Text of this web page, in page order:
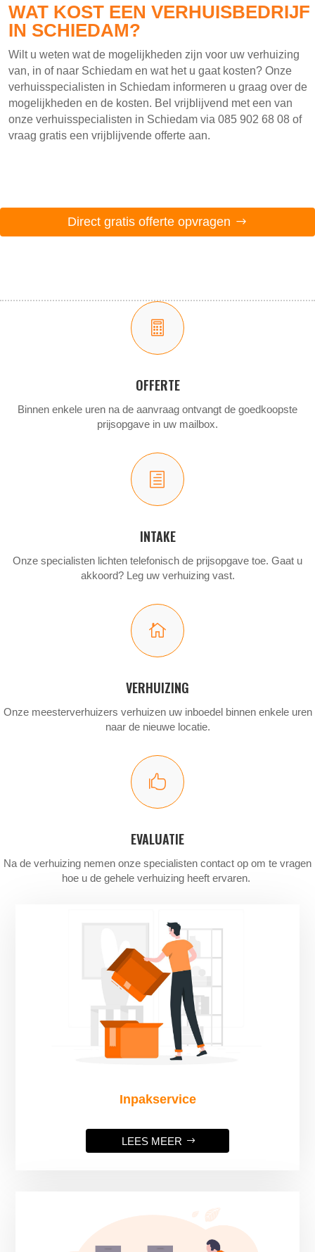
WAT KOST EEN VERHUISBEDRIJF
IN SCHIEDAM?
Wilt u weten wat de mogelijkheden zijn voor uw verhuizing
van, in of naar Schiedam en wat het u gaat kosten? Onze
verhuisspecialisten in Schiedam informeren u graag over de
mogelijkheden en de kosten. Bel vrijblijvend met een van
onze verhuisspecialisten in Schiedam via 085 902 68 08 of
vraag gratis een vrijblijvende offerte aan.
Direct gratis offerte opvragen

OFFERTE
Binnen enkele uren na de aanvraag ontvangt de goedkoopste
prijsopgave in uw mailbox.
h
INTAKE
Onze specialisten lichten telefonisch de prijsopgave toe. Gaat u
akkoord? Leg uw verhuizing vast.

VERHUIZING
Onze meesterverhuizers verhuizen uw inboedel binnen enkele uren
naar de nieuwe locatie.

EVALUATIE
Na de verhuizing nemen onze specialisten contact op om te vragen
hoe u de gehele verhuizing heeft ervaren.
Inpakservice
LEES MEER